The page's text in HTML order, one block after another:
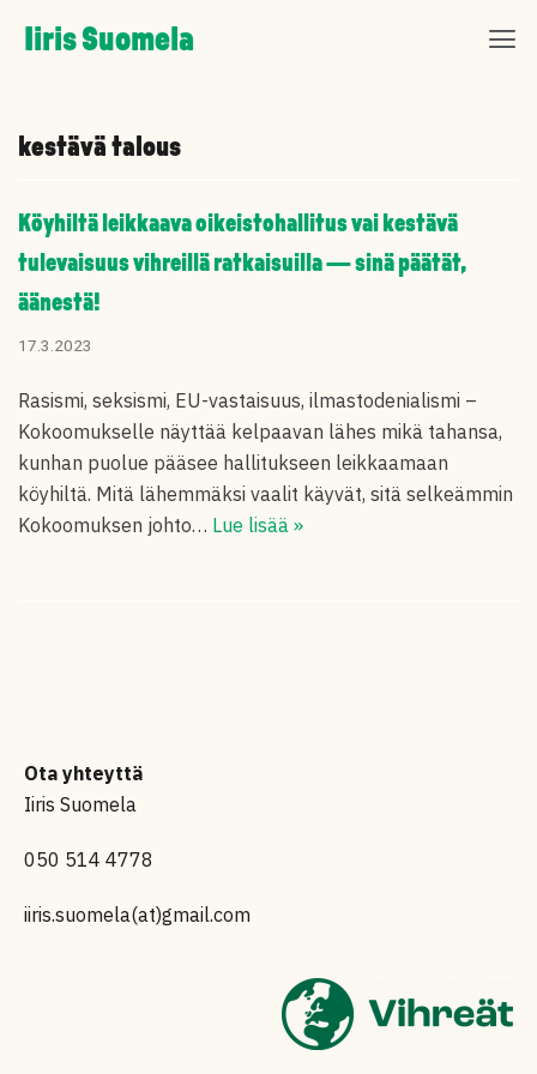
Skip
to
Iiris Suomela
kestävä talous
Köyhiltä leikkaava oikeistohallitus vai kestävä
tulevaisuus vihreillä ratkaisuilla — sinä päätät,
äänestä!
17.3.2023
Rasismi, seksismi, EU-vastaisuus, ilmastodenialismi –
Kokoomukselle näyttää kelpaavan lähes mikä tahansa,
kunhan puolue pääsee hallitukseen leikkaamaan
köyhiltä. Mitä lähemmäksi vaalit käyvät, sitä selkeämmin
Kokoomuksen johto… Lue lisää »
Ota yhteyttä
Iiris Suomela
050 514 4778
iiris.suomela(at)gmail.com